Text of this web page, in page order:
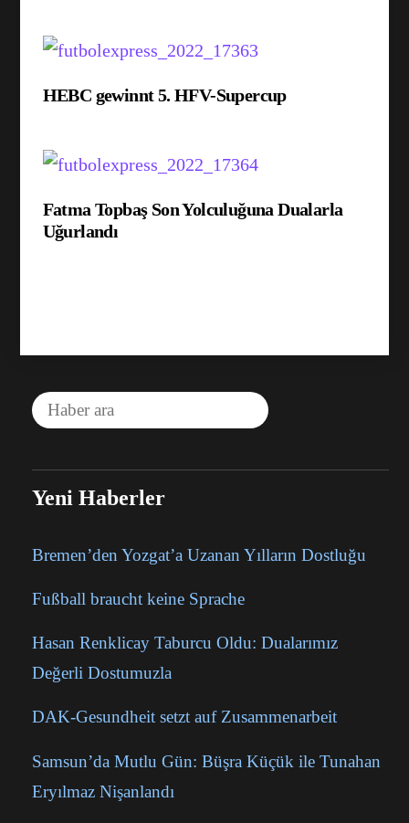
HEBC gewinnt 5. HFV-Supercup
Fatma Topbaş Son Yolculuğuna Dualarla
Uğurlandı
Yeni Haberler
Bremen’den Yozgat’a Uzanan Yılların Dostluğu
Fußball braucht keine Sprache
Hasan Renklicay Taburcu Oldu: Dualarımız
Değerli Dostumuzla
DAK-Gesundheit setzt auf Zusammenarbeit
Samsun’da Mutlu Gün: Büşra Küçük ile Tunahan
Eryılmaz Nişanlandı